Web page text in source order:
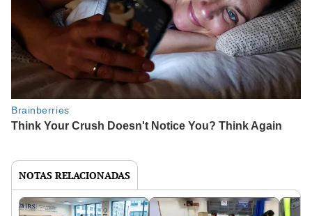
NOTAS RELACIONADAS